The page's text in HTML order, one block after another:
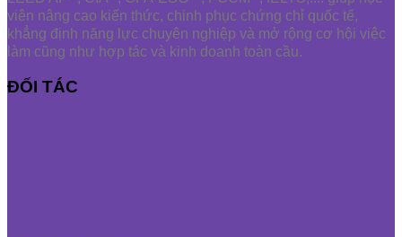
viên nâng cao kiến thức, chinh phục chứng chỉ quốc tế,
khẳng định năng lực chuyên nghiệp và mở rộng cơ hội việc
làm cũng như hợp tác và kinh doanh toàn cầu.
ĐỐI TÁC